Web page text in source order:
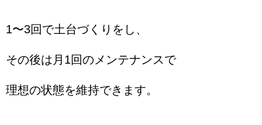
1〜3回で土台づくりをし、
その後は月1回のメンテナンスで
理想の状態を維持できます。